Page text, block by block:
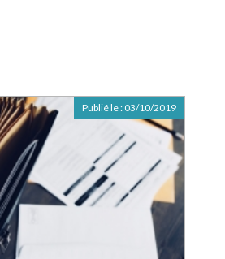
Publié le : 03/10/2019